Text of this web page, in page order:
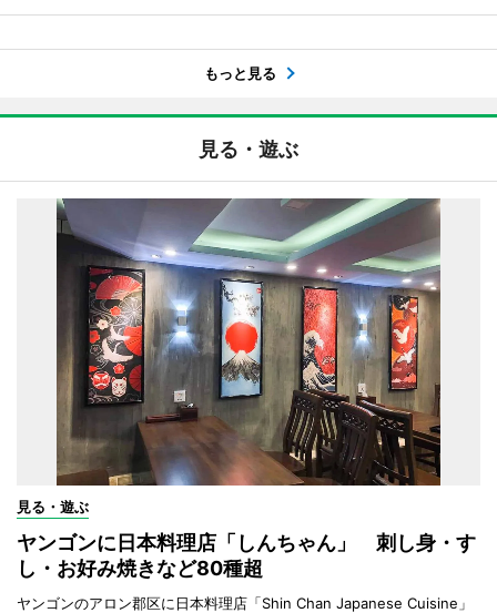
もっと見る
見る・遊ぶ
見る・遊ぶ
ヤンゴンに日本料理店「しんちゃん」 刺し身・す
し・お好み焼きなど80種超
ヤンゴンのアロン郡区に日本料理店「Shin Chan Japanese Cuisine」